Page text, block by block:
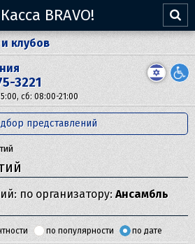
Касса BRAVO!
клубов
3221
сб: 08:00-21:00
представлений
по организатору: Ансамбль
по популярности по дате